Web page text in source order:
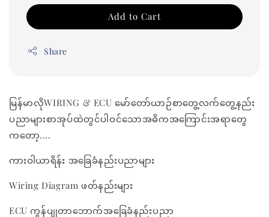
Add to Cart
Share
မြန်မာလိုWIRING & ECU မော်တော်ယာဉ်စာတွေ့လက်တွေ့နည်း
ပညာများစာအုပ်ထဲတွင်ပါဝင်သောအဓိကအကြောင်းအရာတွေ
ကတော့....
ကားဝါယာရိန်း အခြေခံနည်းပညာများ
Wiring Diagram ဖတ်နည်းများ
ECU ကွန်ပျုတာဘောက်အခြေခံနည်းပညာ